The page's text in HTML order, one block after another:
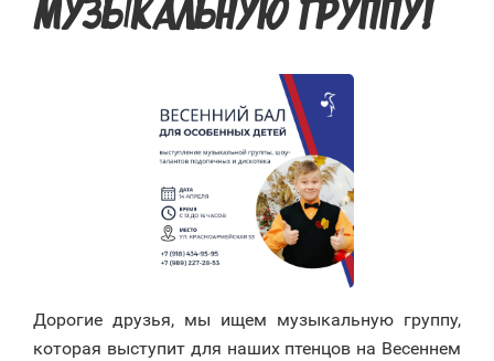
МУЗЫКАЛЬНУЮ ГРУППУ!
Дорогие друзья, мы ищем музыкальную группу,
которая выступит для наших птенцов на Весеннем